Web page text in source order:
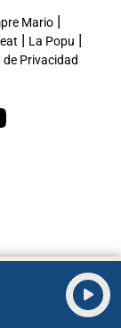
Mario|
| La Popu |
de Privacidad